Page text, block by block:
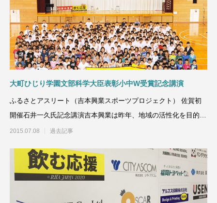
大町ひじり学園文部科学大臣表彰小中W受賞記念講演
ふるさとアスリート（吉本興業スポーツプロジェクト） 佐賀初
開催石井一久氏記念講演吉本興業は昨年、地域の活性化を目的に
スポー
2015.07.08 過去記事